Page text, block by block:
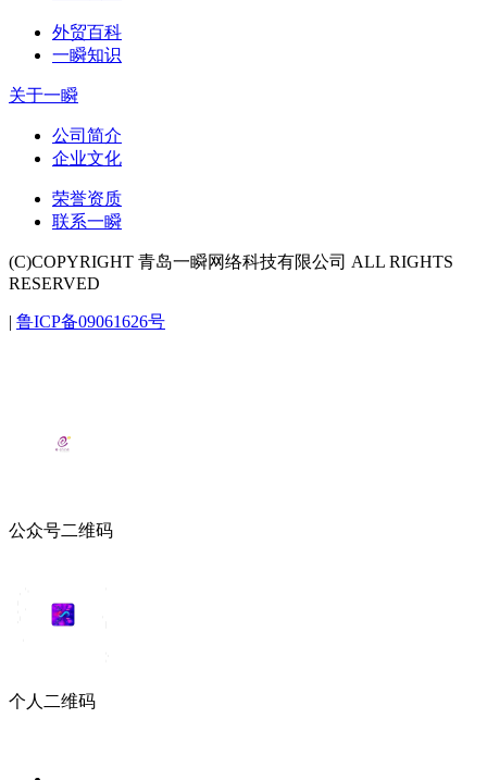
外贸百科
一瞬知识
关于一瞬
公司简介
企业文化
荣誉资质
联系一瞬
(C)COPYRIGHT 青岛一瞬网络科技有限公司 ALL RIGHTS
RESERVED
| 鲁ICP备09061626号
公众号二维码
个人二维码